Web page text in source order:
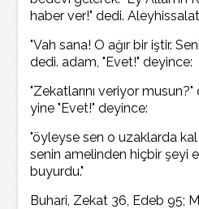
haber ver!" dedi.
"Vah sana! O ağır bir iştir.
dedi. adam, "Evet!" deyince:
"Zekatlarını veriyor
yine "Evet!" deyince:
"öyleyse sen o uzaklarda kal
senin amelinden hiçbir şeyi
buyurdu."
Buhari, Zekat 36, Edeb 95;